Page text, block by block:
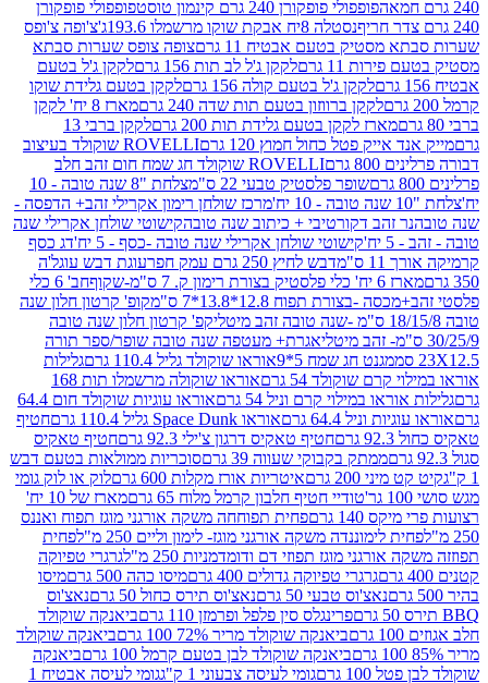
פופפולי פופקורן 240 גרם קינמון טוסט
פופפולי פופקורן
נסטלה 8יח אבקת שוקו מרשמלו 193.6ג'
צ'ופה צ'ופס
מסטיק בטעם אבטיח 11 גרם
צופה צופס שערות סבתא
11 גרם
לקקן ג'ל לב תות 156 גרם
לקקן ג'ל בטעם
לקקן ג'ל בטעם קולה 156 גרם
לקקן בטעם גלידת שוקו
לקקן ברווזון בטעם תות שדה 240 גרם
מארז 8 יח' לקקן
מארז לקקן בטעם גלידת תות 200 גרם
לקקן ברבי 13
אייק פטל כחול חמוץ 120 גרם
ROVELLI שוקולד בעיצוב
גרם
ROVELLI שוקולד חג שמח חום זהב חלב
שופר פלסטיק טבעי 22 ס"מ
צלחת "8 שנה טובה - 10
מרכז שולחן רימון אקרילי זהב+ הדפסה -
זהב דקורטיבי + כיתוב שנה טובהקישוטי שולחן אקרילי שנה
קישוטי שולחן אקרילי שנה טובה -כסף - 5 יח'
דג כסף
ס"מ
דבש לחיץ 250 גרם עמק חפר
עוגת דבש עוגל'ה
בצורת רימון ק. 7 ס"מ-שקוף
חב' 6 כלי
-בצורת תפוח 12.8*13.8*7 ס"מ
קופ' קרטון חלון שנה
קפ' קרטון חלון שנה טובה
אגרת+ מעטפה שנה טובה שופר/ספר תורה
מגנט חג שמח 5*9
אוראו שוקולד גליל 110.4 גרם
גלילות
קרם שוקולד 54 גרם
אוראו שוקולה מרשמלו תות 168
במילוי קרם וניל 54 גרם
אוראו עוגיות שוקולד חום 64.4
וניל 64.4 גרם
אוראו Space Dunk גליל 110.4 גרם
חטיף
חטיף טאקיס דרגון צ'ילי 92.3 גרם
חטיף טאקיס
ממתק בקבוקי שעווה 39 גרם
סוכריות ממולאות בטעם דבש
200 גרם
איטריות אורז מקלות 600 גרם
לוק או לוק גומי
טודיי חטיף חלבון קרמל מלוח 65 גרם
מארז של 10 יח'
140 גרם
פחית תפוחחה משקה אורגני מוגז תפוח ואננס
לימוננדה משקה אורגני מוגז- לימון וליים 250 מ"ל
פחית
מוגז תפוזי דם ודומדמניות 250 מ"ל
גרגרי טפיוקה
גרגרי טפיוקה גדולים 400 גרם
מיסו כהה 500 גרם
מיסו
נאצ'וס טבעי 50 גרם
נאצ'וס תירס כחול 50 גרם
נאצ'וס
פרינגלס סין פלפל ופרמזן 110 גרם
ביאנקה שוקולד
ביאנקה שוקולד מריר 72% 100 גרם
ביאנקה שוקולד
ביאנקה שוקולד לבן בטעם קרמל 100 גרם
ביאנקה
גרם
גומי לעיסה צבעוני 1 ק"ג גומי לעיסה אבטיח 1